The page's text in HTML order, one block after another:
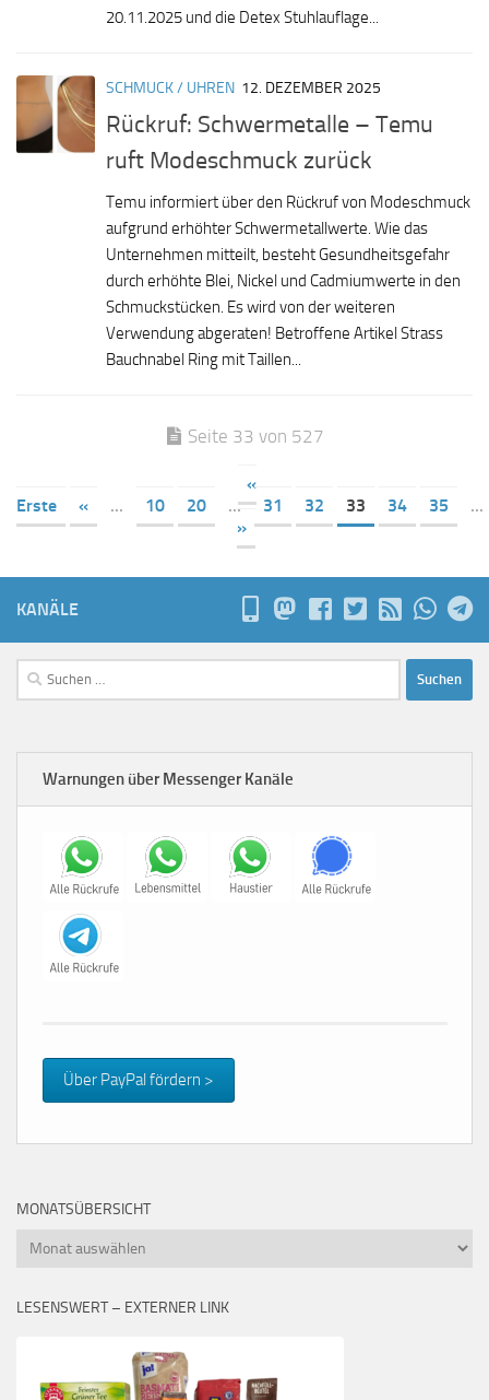
20.11.2025 und die Detex Stuhlauflage...
SCHMUCK / UHREN 12. DEZEMBER 2025
Rückruf: Schwermetalle – Temu
ruft Modeschmuck zurück
Temu informiert über den Rückruf von Modeschmuck
aufgrund erhöhter Schwermetallwerte. Wie das
Unternehmen mitteilt, besteht Gesundheitsgefahr
durch erhöhte Blei, Nickel und Cadmiumwerte in den
Schmuckstücken. Es wird von der weiteren
Verwendung abgeraten! Betroffene Artikel Strass
Bauchnabel Ring mit Taillen...
Seite 33 von 527
«
Erste
« ... 10 20 ... 31 32 33 34 35
...
»
KANÄLE
Suchen
nach:
Warnungen über Messenger Kanäle
Über PayPal fördern >
MONATSÜBERSICHT
Monatsübersicht
LESENSWERT – EXTERNER LINK